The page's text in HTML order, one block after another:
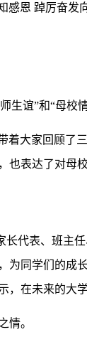
感恩 踔厉奋
生谊”和“母校情
着大家回顾了
表达了对母
长代表、班
为同学们的成
在未来的大
情。